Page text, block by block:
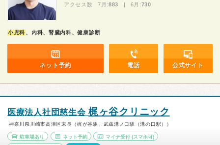
アクセス数 7月:883 | 6月:730
小児科 、内科、腎臓内科、健康診断
ネット予約 電話 公式サイト
医療法人社団慈生会 梶ヶ谷クリニック
神奈川県川崎市高津区末長（梶が谷駅、武蔵溝ノ口駅（溝の口駅））
駐車場あり ネット予約 マイナ受付 (スマホ可)